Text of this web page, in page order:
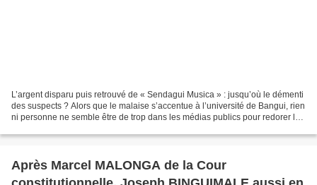
L’argent disparu puis retrouvé de « Sendagui Musica » : jusqu’où le démenti
des suspects ? Alors que le malaise s’accentue à l’université de Bangui, rien
ni personne ne semble être de trop dans les médias publics pour redorer le
Après Marcel MALONGA de la Cour